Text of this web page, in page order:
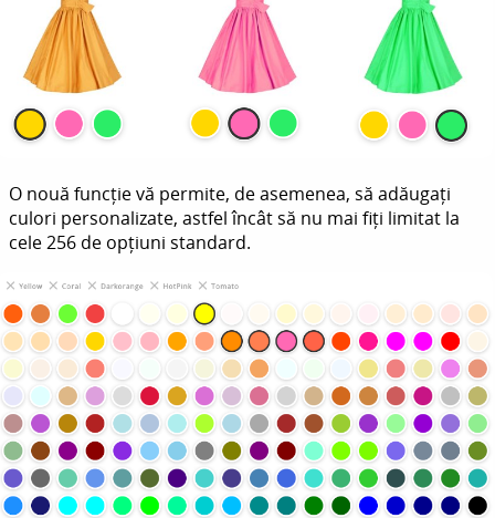
O nouă funcție vă permite, de asemenea, să adăugați
culori personalizate, astfel încât să nu mai fiți limitat la
cele 256 de opțiuni standard.